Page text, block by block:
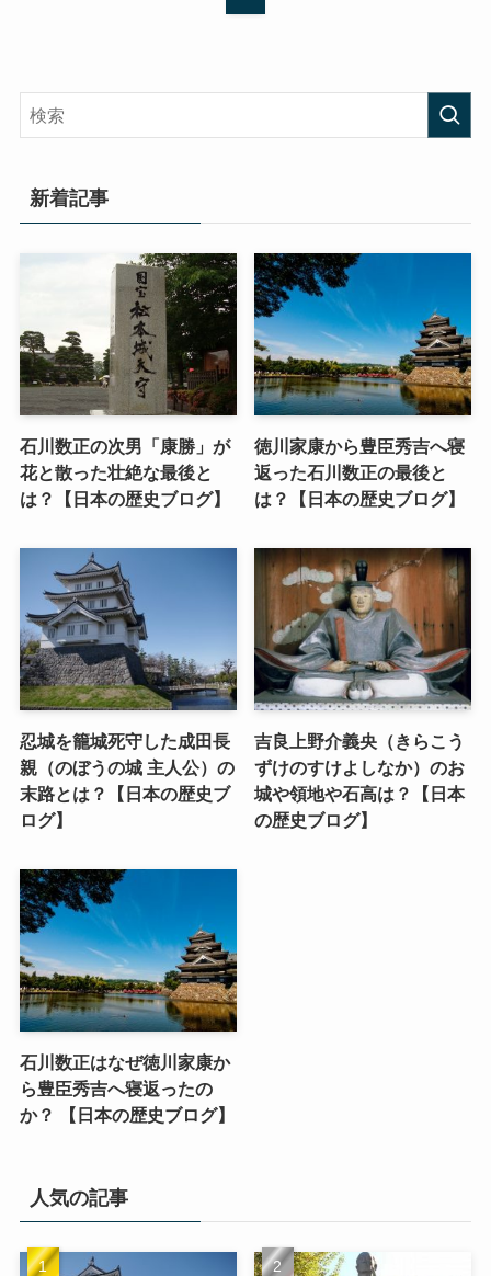
新着記事
石川数正の次男「康勝」が
花と散った壮絶な最後と
は？【日本の歴史ブログ】
徳川家康から豊臣秀吉へ寝
返った石川数正の最後と
は？【日本の歴史ブログ】
忍城を籠城死守した成田長
親（のぼうの城 主人公）の
末路とは？【日本の歴史ブ
ログ】
吉良上野介義央（きらこう
ずけのすけよしなか）のお
城や領地や石高は？【日本
の歴史ブログ】
石川数正はなぜ徳川家康か
ら豊臣秀吉へ寝返ったの
か？ 【日本の歴史ブログ】
人気の記事